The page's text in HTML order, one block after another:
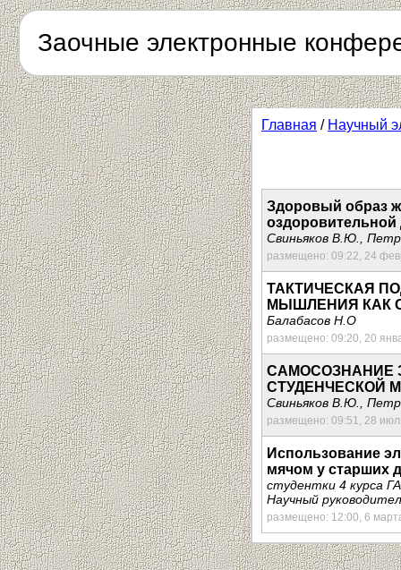
Заочные электронные
Главная / Научный
Здоровый образ
оздоровительной
Свиньяков В.Ю.,
размещено: 09:22, 24
ТАКТИЧЕСКАЯ
МЫШЛЕНИЯ КАК
Балабасов Н.О
размещено: 09:20, 20
САМОСОЗНАНИЕ
СТУДЕНЧЕСКОЙ
Свиньяков В.Ю.,
размещено: 09:51, 28
Использование
мячом у старших
студентки 4 курса
Научный
размещено: 12:00, 6